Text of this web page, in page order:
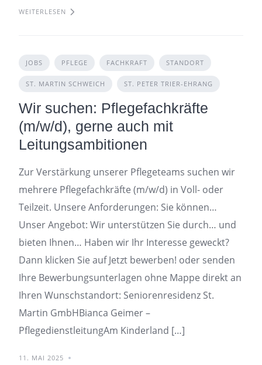
WEITERLESEN
JOBS PFLEGE FACHKRAFT STANDORT
ST. MARTIN SCHWEICH ST. PETER TRIER-EHRANG
Wir suchen: Pflegefachkräfte
(m/w/d), gerne auch mit
Leitungsambitionen
Zur Verstärkung unserer Pflegeteams suchen wir
mehrere Pflegefachkräfte (m/w/d) in Voll- oder
Teilzeit. Unsere Anforderungen: Sie können…
Unser Angebot: Wir unterstützen Sie durch… und
bieten Ihnen… Haben wir Ihr Interesse geweckt?
Dann klicken Sie auf Jetzt bewerben! oder senden
Ihre Bewerbungsunterlagen ohne Mappe direkt an
Ihren Wunschstandort: Seniorenresidenz St.
Martin GmbHBianca Geimer –
PflegedienstleitungAm Kinderland […]
11. MAI 2025